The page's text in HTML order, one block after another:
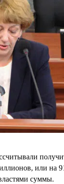
или
суммы.